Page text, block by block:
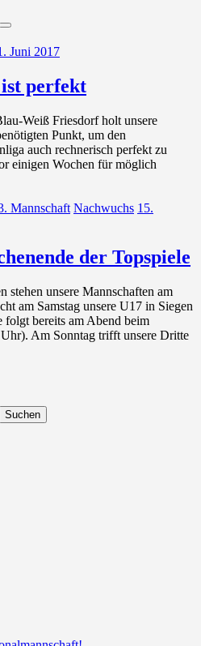
Juni 2017
perfekt
Weiß Friesdorf holt unsere
Punkt, um den
auch rechnerisch perfekt zu
einigen Wochen für möglich
Mannschaft Nachwuchs 15.
der Topspiele
stehen unsere Mannschaften am
am Samstag unsere U17 in Siegen
bereits am Abend beim
Am Sonntag trifft unsere Dritte